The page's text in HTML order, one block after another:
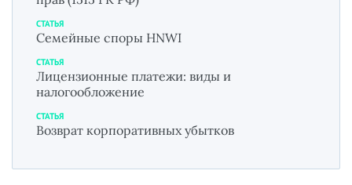
СТАТЬЯ
Семейные споры HNWI
СТАТЬЯ
Лицензионные платежи: виды и
налогообложение
СТАТЬЯ
Возврат корпоративных убытков